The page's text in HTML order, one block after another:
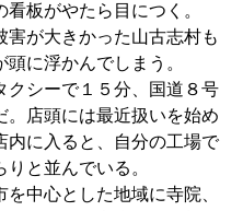
板がやたら目につく。
害が大きかった山古志村も
に浮かんでしまう。
クシーで１５分、国道８号
。店頭には最近扱いを始め
内に入ると、自分の工場で
と並んでいる。
中心とした地域に寺院、